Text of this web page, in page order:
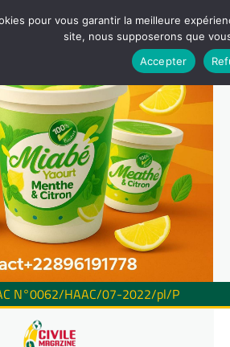
N°0062/HAAC/07-2022/pl/P
pour vous garantir la meilleure
site, nous supposerons que
Accepter